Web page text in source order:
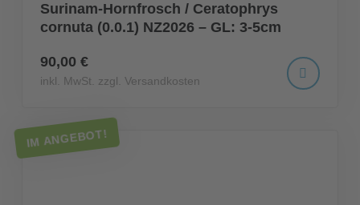
Surinam-Hornfrosch / Ceratophrys
cornuta (0.0.1) NZ2026 – GL: 3-5cm
90,00 €
inkl. MwSt. zzgl. Versandkosten
IM ANGEBOT!